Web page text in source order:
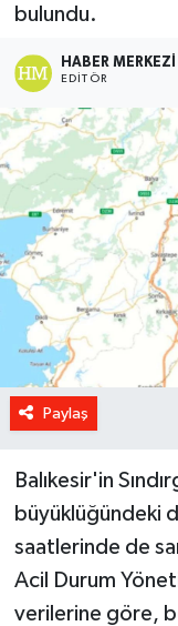
bulundu.
HABER MERKEZI
EDITÖR
Paylaş
Balıkesir'in
büyüklüğündeki
saatlerinde de
Acil Durum
verilerine göre,